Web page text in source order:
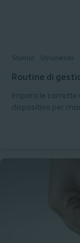
Stomia Strumento
Routine di
Impara le corrette
dispositivo per